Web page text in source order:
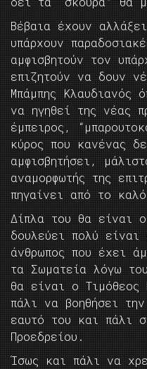
Βέβαια έχουν
υπάρχουν
αμφισβητούν τον
επιζητούν να δουν
Μπάμπης Κλαυδιανός
να ηγηθεί της νέας
έμπειρος,
κύρος που κανένας
αμφισβητήσει,
αναμορφωτής της
πηγαίνει από το
Δίπλα του θα είναι
δουλεύει πολύ
άνθρωπος που έχει
τα Σωματεία λόγω
θα είναι ο Τιμόθεος
πάλι να βοηθήσει
εαυτό του και πάλι
Προεδρείου.
Ίσως και πάλι να